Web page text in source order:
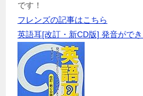
です！
フレンズの記事はこちら
英語耳[改訂・新CD版] 発音がで